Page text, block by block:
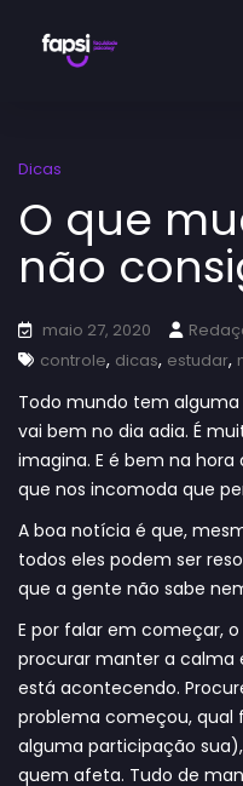
Dicas
O que
não
maio 27, 2020
controle, dicas, estudar,
Todo mundo tem
vai bem no dia adia. É
imagina. E é bem na
que nos incomoda que
A boa notícia é que,
todos eles podem ser
que a gente não sabe
E por falar em começar,
procurar manter a calma
está acontecendo.
problema começou, qual
alguma participação
quem afeta. Tudo de